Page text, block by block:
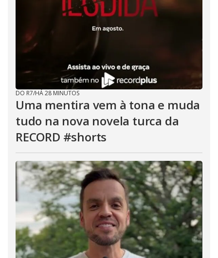
DO R7/HÁ 28 MINUTOS
Uma mentira vem à tona e muda
tudo na nova novela turca da
RECORD #shorts